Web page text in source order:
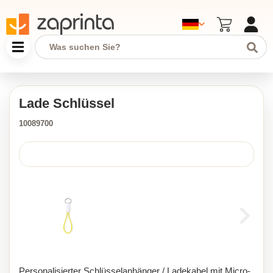
Lade Schlüssel
10089700
Personalisierter Schlüsselanhänger / Ladekabel mit Micro-